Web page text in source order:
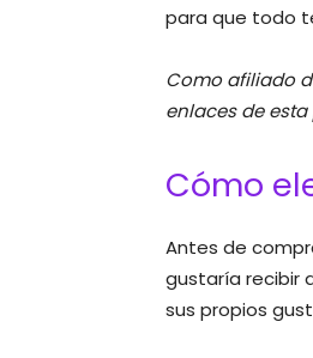
para que todo
Como afiliado
enlaces de
Cómo
Antes de
gustaría recibir
sus propios